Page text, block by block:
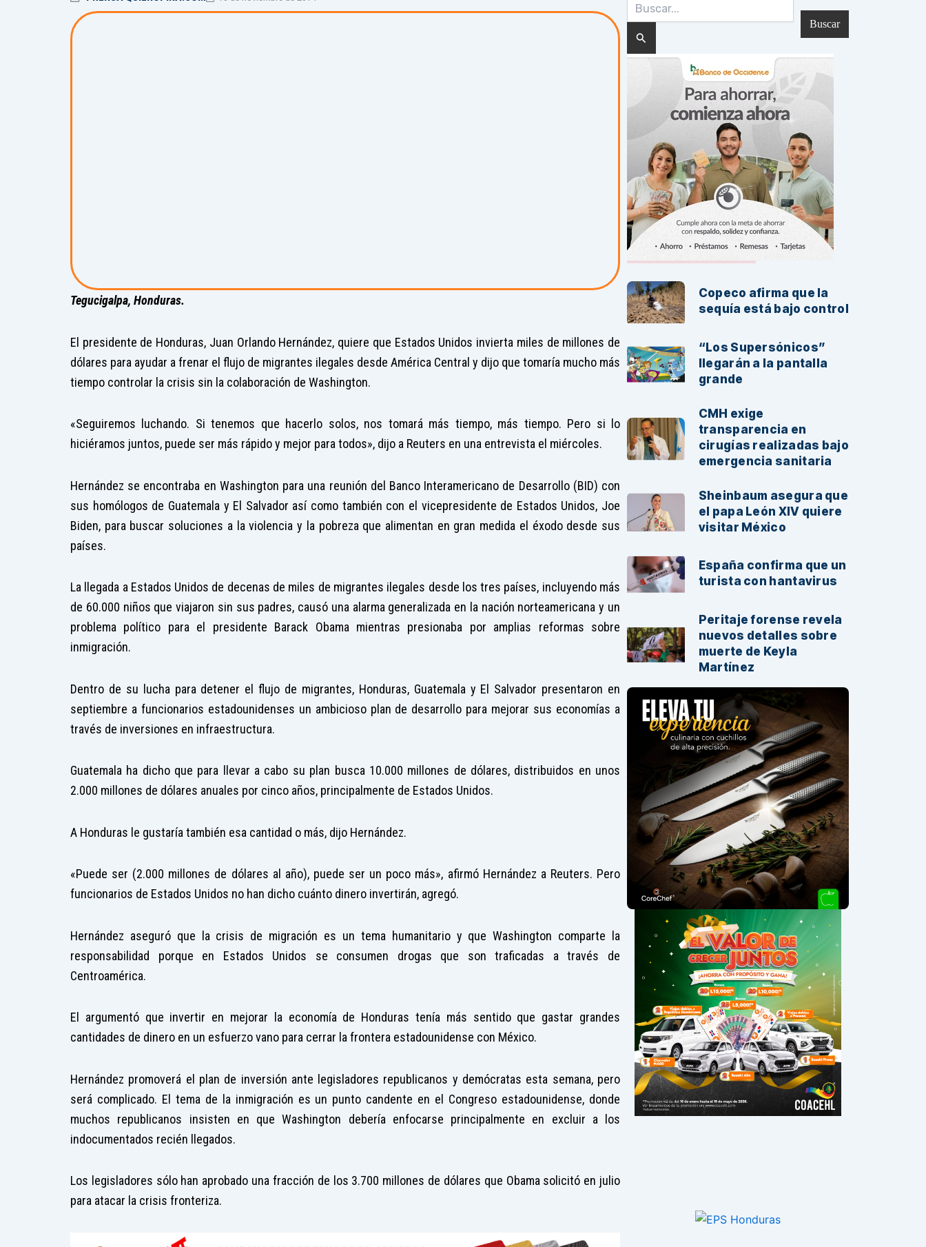
Tegucigalpa, Honduras.
El presidente de Honduras, Juan Orlando Hernández, quiere que Estados Unidos invierta miles de millones de
dólares para ayudar a frenar el flujo de migrantes ilegales desde América Central y dijo que tomaría mucho más
tiempo controlar la crisis sin la colaboración de Washington.
«Seguiremos luchando. Si tenemos que hacerlo solos, nos tomará más tiempo, más tiempo. Pero si lo
hiciéramos juntos, puede ser más rápido y mejor para todos», dijo a Reuters en una entrevista el miércoles.
Hernández se encontraba en Washington para una reunión del Banco Interamericano de Desarrollo (BID) con
sus homólogos de Guatemala y El Salvador así como también con el vicepresidente de Estados Unidos, Joe
Biden, para buscar soluciones a la violencia y la pobreza que alimentan en gran medida el éxodo desde sus
países.
La llegada a Estados Unidos de decenas de miles de migrantes ilegales desde los tres países, incluyendo más
de 60.000 niños que viajaron sin sus padres, causó una alarma generalizada en la nación norteamericana y un
problema político para el presidente Barack Obama mientras presionaba por amplias reformas sobre
inmigración.
Dentro de su lucha para detener el flujo de migrantes, Honduras, Guatemala y El Salvador presentaron en
septiembre a funcionarios estadounidenses un ambicioso plan de desarrollo para mejorar sus economías a
través de inversiones en infraestructura.
Guatemala ha dicho que para llevar a cabo su plan busca 10.000 millones de dólares, distribuidos en unos
2.000 millones de dólares anuales por cinco años, principalmente de Estados Unidos.
A Honduras le gustaría también esa cantidad o más, dijo Hernández.
«Puede ser (2.000 millones de dólares al año), puede ser un poco más», afirmó Hernández a Reuters. Pero
funcionarios de Estados Unidos no han dicho cuánto dinero invertirán, agregó.
Hernández aseguró que la crisis de migración es un tema humanitario y que Washington comparte la
responsabilidad porque en Estados Unidos se consumen drogas que son traficadas a través de
Centroamérica.
El argumentó que invertir en mejorar la economía de Honduras tenía más sentido que gastar grandes
cantidades de dinero en un esfuerzo vano para cerrar la frontera estadounidense con México.
Hernández promoverá el plan de inversión ante legisladores republicanos y demócratas esta semana, pero
será complicado. El tema de la inmigración es un punto candente en el Congreso estadounidense, donde
muchos republicanos insisten en que Washington debería enfocarse principalmente en excluir a los
indocumentados recién llegados.
Los legisladores sólo han aprobado una fracción de los 3.700 millones de dólares que Obama solicitó en julio
para atacar la crisis fronteriza.
por:
Copeco afirma que la
sequía está bajo control
“Los Supersónicos”
llegarán a la pantalla
grande
CMH exige
transparencia en
cirugías realizadas bajo
emergencia sanitaria
Sheinbaum asegura que
el papa León XIV quiere
visitar México
España confirma que un
turista con hantavirus
Peritaje forense revela
nuevos detalles sobre
muerte de Keyla
Martínez